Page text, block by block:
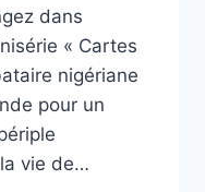
dans
« Cartes
nigériane
pour un
vie de…